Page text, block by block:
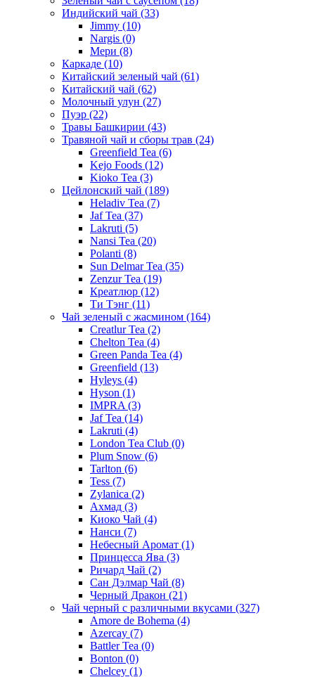
Индийский чай (33)
Jimmy (10)
Nargis (0)
Мери (8)
Каркаде (10)
Китайский зеленый чай (61)
Китайский чай (62)
Молочный улун (27)
Пуэр (22)
Травы Башкирии (43)
Травяной чай и сборы трав (24)
Greenfield Tea (6)
Kejo Foods (12)
Kioko Tea (3)
Цейлонский чай (189)
Heladiv Tea (7)
Jaf Tea (37)
Lakruti (5)
Nansi Tea (20)
Polanti (8)
Sun Delmar Tea (35)
Zenzur Tea (19)
Креатлюр (12)
Ти Тэнг (11)
Чай зеленый с жасмином (164)
Creatlur Tea (2)
Chelton Tea (4)
Green Panda Tea (4)
Greenfield (13)
Hyleys (4)
Hyson (1)
IMPRA (3)
Jaf Tea (14)
Lakruti (4)
London Tea Club (0)
Plum Snow (6)
Tarlton (6)
Tess (7)
Zylanica (2)
Ахмад (3)
Киоко Чай (4)
Нанси (7)
Небесный Аромат (1)
Принцесса Ява (3)
Ричард Чай (2)
Сан Дэлмар Чай (8)
Черный Дракон (21)
Чай черный с различными вкусами (327)
Amore de Bohema (4)
Azercay (7)
Battler Tea (0)
Bonton (0)
Chelcey (1)